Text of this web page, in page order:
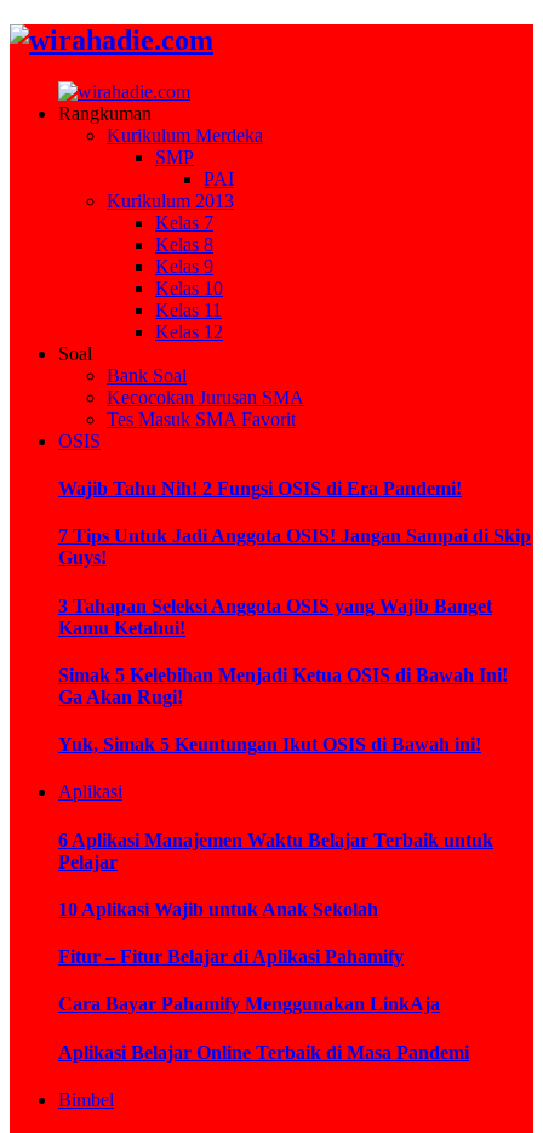
Rangkuman
Kurikulum Merdeka
SMP
PAI
Kurikulum 2013
Kelas 7
Kelas 8
Kelas 9
Kelas 10
Kelas 11
Kelas 12
Soal
Bank Soal
Kecocokan Jurusan SMA
Tes Masuk SMA Favorit
OSIS
Wajib Tahu Nih! 2 Fungsi OSIS di Era Pandemi!
7 Tips Untuk Jadi Anggota OSIS! Jangan Sampai di Skip
Guys!
3 Tahapan Seleksi Anggota OSIS yang Wajib Banget
Kamu Ketahui!
Simak 5 Kelebihan Menjadi Ketua OSIS di Bawah Ini!
Ga Akan Rugi!
Yuk, Simak 5 Keuntungan Ikut OSIS di Bawah ini!
Aplikasi
6 Aplikasi Manajemen Waktu Belajar Terbaik untuk
Pelajar
10 Aplikasi Wajib untuk Anak Sekolah
Fitur – Fitur Belajar di Aplikasi Pahamify
Cara Bayar Pahamify Menggunakan LinkAja
Aplikasi Belajar Online Terbaik di Masa Pandemi
Bimbel